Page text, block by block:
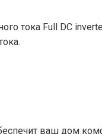
тока Full DC
ваш дом